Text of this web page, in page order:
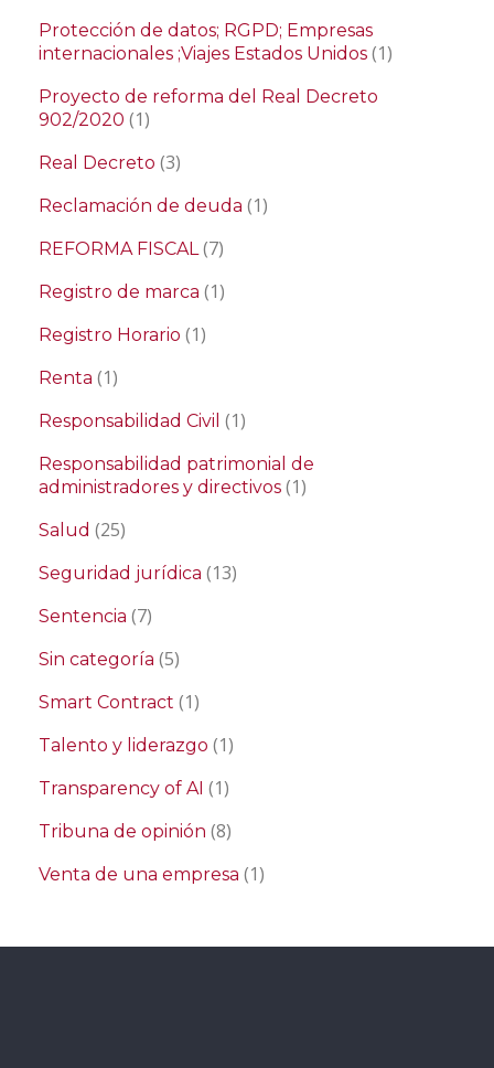
Protección de datos; RGPD; Empresas
internacionales ;Viajes Estados Unidos (1)
Proyecto de reforma del Real Decreto
902/2020 (1)
Real Decreto (3)
Reclamación de deuda (1)
REFORMA FISCAL(7)
Registro de marca (1)
Registro Horario (1)
Renta (1)
Responsabilidad Civil (1)
Responsabilidad patrimonial de
administradores y directivos (1)
Salud (25)
Seguridad jurídica (13)
Sentencia (7)
Sin categoría (5)
Smart Contract (1)
Talento y liderazgo (1)
Transparency of AI (1)
Tribuna de opinión (8)
Venta de una empresa (1)